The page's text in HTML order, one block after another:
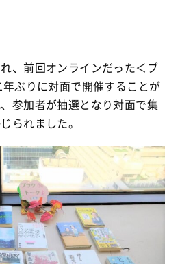
、前回オンラインだった＜ブ
ぶりに対面で開催することが
参加者が抽選となり対面で集
られました。